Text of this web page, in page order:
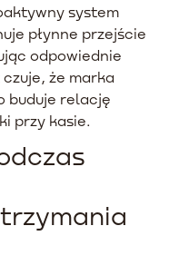
system
płynne przejście
odpowiednie
że marka
buduje relację
przy kasie.